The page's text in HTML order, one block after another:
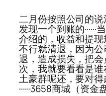
二月份按照公司的
发现一个到账的
介绍的，收益和提现
不行就清退，因为
退，造成损失，把会
次，我就要看看是谁
土豪群呢还，要对
······3658商城（资